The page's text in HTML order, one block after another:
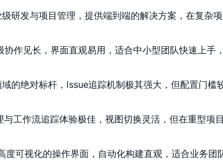
级研发与项目管理，提供端到端的解决方案，在复杂
协作见长，界面直观易用，适合中小型团队快速上手
的绝对标杆，Issue追踪机制极其强大，但配置门槛
与工作流追踪体验极佳，视图切换灵活，但在重型项
度可视化的操作界面，自动化构建直观，适合业务团